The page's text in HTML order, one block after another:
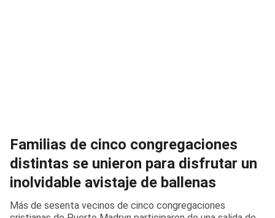
Familias de cinco congregaciones
distintas se unieron para disfrutar un
inolvidable avistaje de ballenas
Más de sesenta vecinos de cinco congregaciones